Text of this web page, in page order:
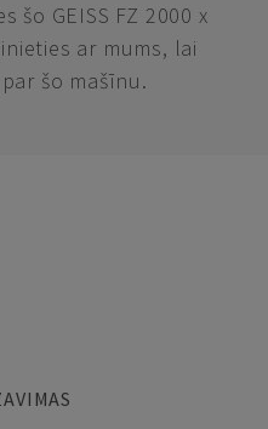
šo GEISS FZ 2000 x
ar mums, lai
šo mašīnu.